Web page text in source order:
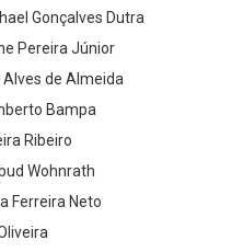
Gonçalves Dutra
Pereira Júnior
de Almeida
Bampa
Ribeiro
Wohnrath
Ferreira Neto